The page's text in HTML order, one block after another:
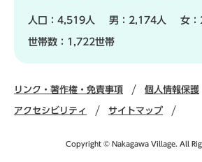
人口： 4,519人 男： 2,174人 女：
世帯数： 1,722世帯
リンク・著作権・免責事項 個人情報保護
アクセシビリティ サイトマップ
Copyright © Nakagawa Village. All